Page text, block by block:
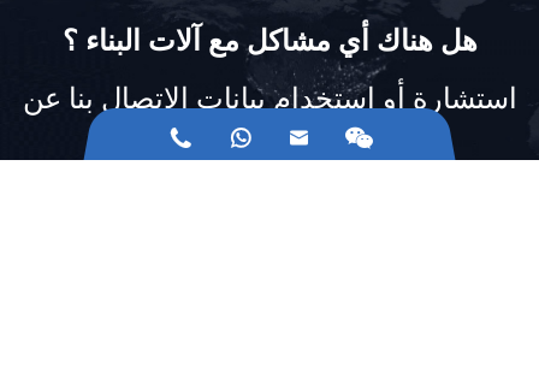
هل هناك أي مشاكل مع آلات البناء ؟
استشارة أو استخدام بيانات الاتصال بنا عن
طريق البريد الإلكتروني
  